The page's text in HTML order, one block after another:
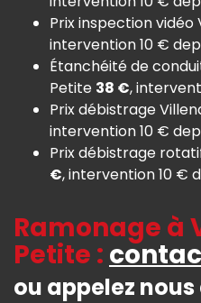
Prix inspection
intervention 10 €
Étanchéité de
Petite 38 €,
Prix débistrage
intervention 10 €
Prix débistrage
€, intervention 10 €
Ramonage à
Petite :
ou appelez nous